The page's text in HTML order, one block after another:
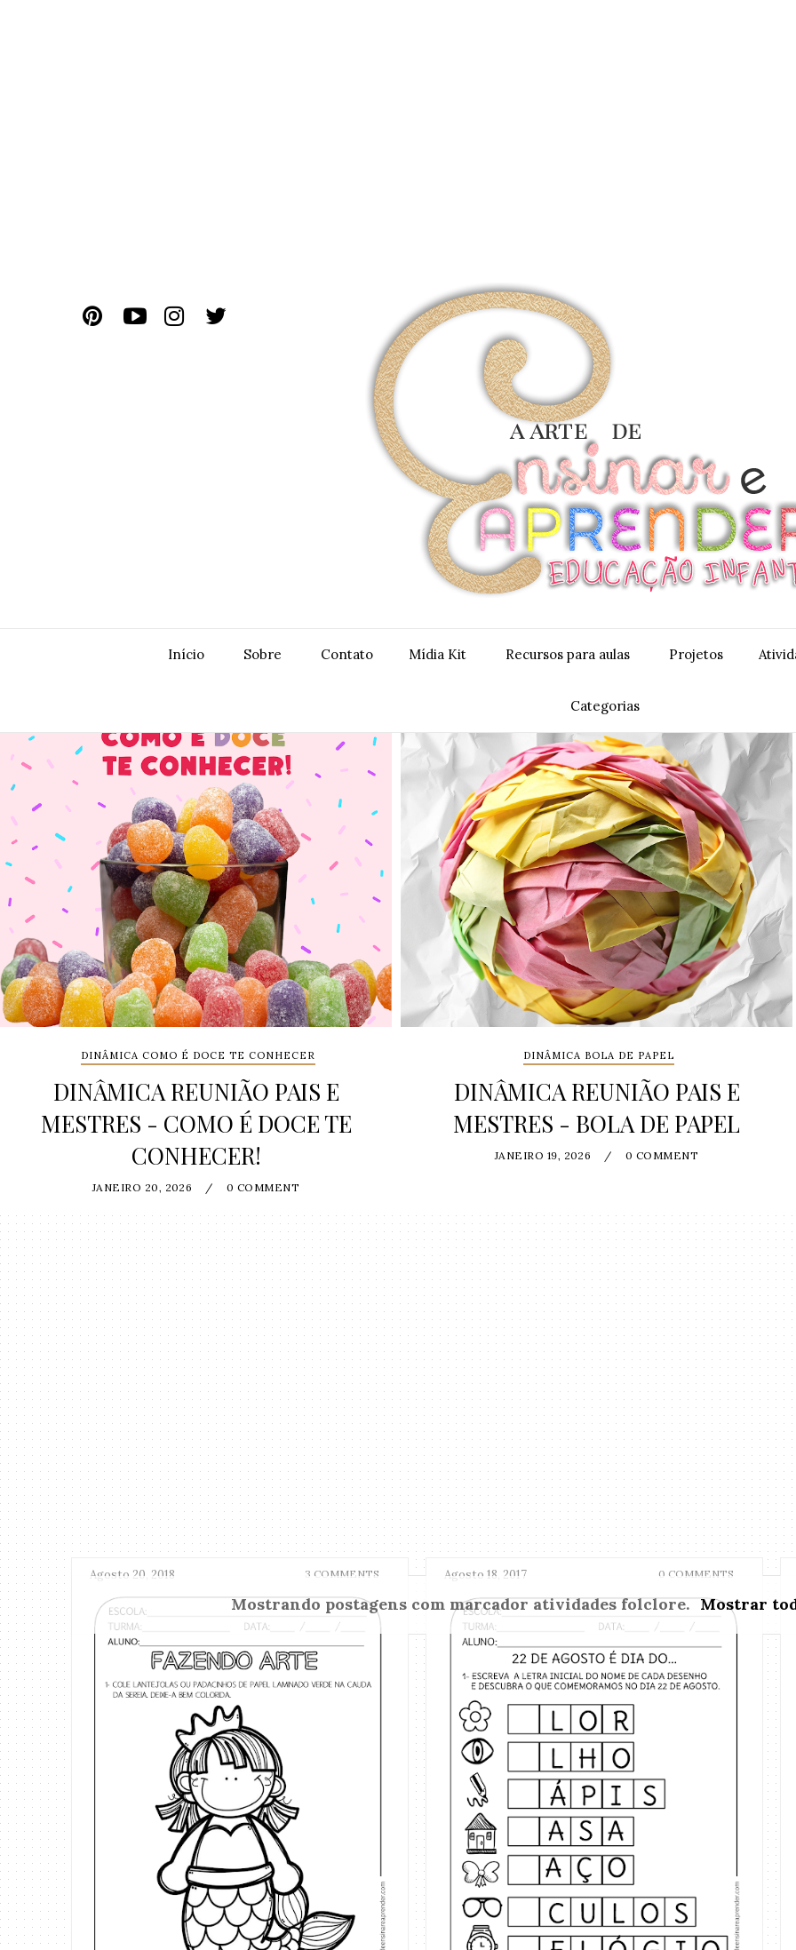
Início Sobre Contato Mídia Kit Recursos para aulas Projetos
Categorias
DINÂMICA COMO É DOCE TE CONHECER
DINÂMICA REUNIÃO PAIS E
MESTRES - COMO É DOCE TE
CONHECER!
JANEIRO 20, 2026 / 0 COMMENT
DINÂMICA BOLA DE PAPEL
DINÂMICA REUNIÃO PAIS E
MESTRES - BOLA DE PAPEL
JANEIRO 19, 2026 / 0 COMMENT
Mostrando postagens com marcadoratividades folclore. Mostrar
Agosto 20, 2018 3 COMMENTS Agosto 18, 2017 0 COMMENTS